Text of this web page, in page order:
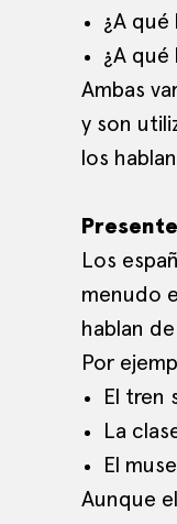
¿A qué
¿A qué
Ambas
y son
los
Los
menudo
hablan
Por
El tren
La
El
Aunque